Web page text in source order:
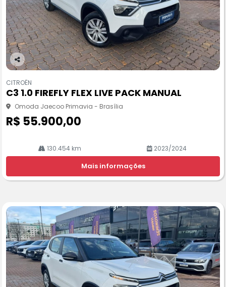
Co
pa
rtil
he
CITROËN
C3 1.0 FIREFLY FLEX LIVE PACK MANUAL
Omoda Jaecoo Primavia - Brasília
R$ 55.900,00
130.454 km 2023/2024
Mais informações